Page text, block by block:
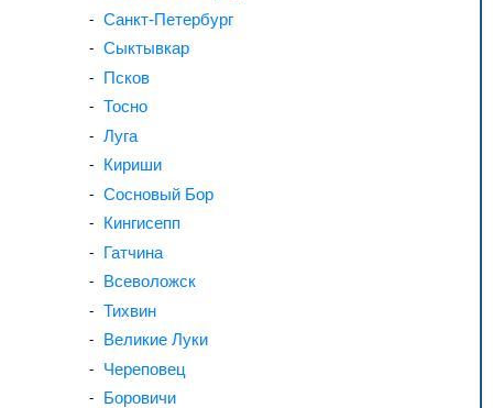
Санкт-Петербург
Сыктывкар
Псков
Тосно
Луга
Кириши
Сосновый Бор
Кингисепп
Гатчина
Всеволожск
Тихвин
Великие Луки
Череповец
Боровичи